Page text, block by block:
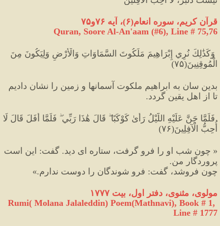
قرآن کریم، سوره انعام(۶)، آیه ۷۶و۷۵
Quran, Soore Al-An'aam (#6), Line # 75,76
الْمُوقِنِينَ(۷۵)
تا از اهل يقين گردد.
أُحِبُّ الْآفِلِينَ(۷۶)
پروردگار من.
چون فروشد، گفت: فرو شوندگان را دوست ندارم.»
مولوی، مثنوی، دفتر اول، بیت ۱۷۷۷
Rumi( Molana Jalaleddin) Poem(Mathnavi), Book # 1,
Line # 1777